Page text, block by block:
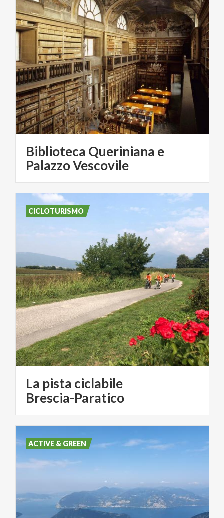
Biblioteca Queriniana e
Palazzo Vescovile
La pista ciclabile
Brescia-Paratico
CICLOTURISMO
ACTIVE & GREEN